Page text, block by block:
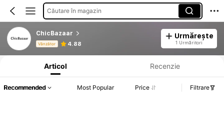
Căutare în magazin
ChicBazaar
Vânzător 4.88
Urmărește
1 Urmăritori
Informații despre produs: Divulgarea prețului, detalii privind vânzările și stocul.
Articol Recenzie
Recommended Most Popular Price Filtrare